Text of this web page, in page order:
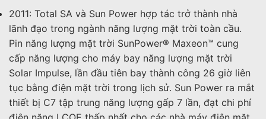
2011: Total SA và Sun Power hợp tác trở thành nhà
lãnh đạo trong ngành năng lượng mặt trời toàn cầu.
Pin năng lượng mặt trời SunPower® Maxeon™ cung
cấp năng lượng cho máy bay năng lượng mặt trời
Solar Impulse, lần đầu tiên bay thành công 26 giờ liên
tục bằng điện mặt trời trong lịch sử. Sun Power ra mắt
thiết bị C7 tập trung năng lượng gấp 7 lần, đạt chi phí